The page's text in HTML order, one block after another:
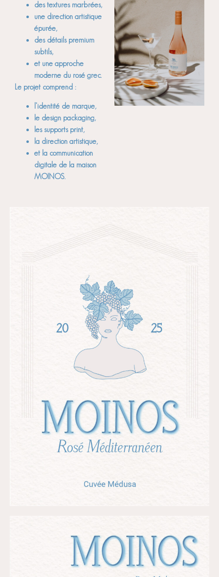
des textures marbrées,
une direction artistique
épurée,
des détails premium
subtils,
et une approche
moderne du rosé grec.
Le projet comprend :
l’identité de marque,
le design packaging,
les supports print,
la direction artistique,
et la communication
digitale de la maison
MOINOS.